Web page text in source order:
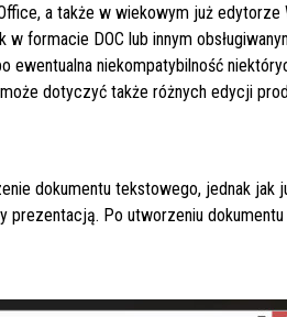
a także w wiekowym już edytorze
formacie DOC lub innym
ewentualna niekompatybilność
dotyczyć także różnych edycji
dokumentu tekstowego, jednak jak
prezentacją. Po utworzeniu dokumentu